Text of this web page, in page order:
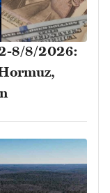
8/8/2026: